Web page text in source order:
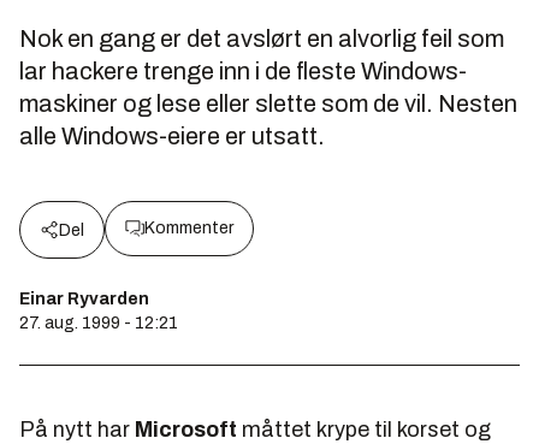
Nok en gang er det avslørt en alvorlig feil som
lar hackere trenge inn i de fleste Windows-
maskiner og lese eller slette som de vil. Nesten
alle Windows-eiere er utsatt.
Del Kommenter
Einar Ryvarden
27. aug. 1999 - 12:21
På nytt har Microsoft måttet krype til korset og